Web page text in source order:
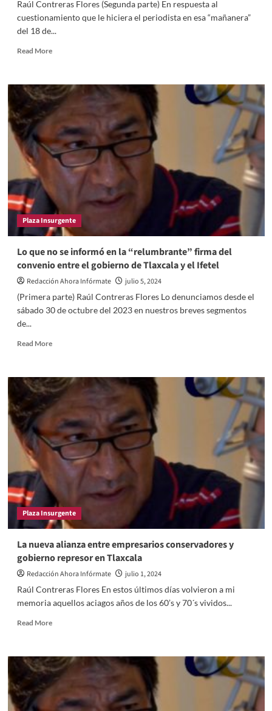
(Tercera
y
última
Raúl Contreras Flores (Segunda parte) En respuesta al
cuestionamiento que le hiciera el periodista en esa “mañanera”
del 18 de...
Read MoreRead
Lo
que
no
se
informó
en
la
“relumbrante”
firma
convenio
entre
el
gobierno
Tlaxcala
y
el
Plaza Insurgente
Lo que no se informó en la “relumbrante” firma del
convenio entre el gobierno de Tlaxcala y el Ifetel
Redacción Ahora Infórmate
julio 5, 2024
(Primera parte) Raúl Contreras Flores Lo denunciamos desde el
sábado 30 de octubre del 2023 en nuestros breves segmentos
de...
Read MoreRead
Lo
que
no
se
informó
en
la
“relumbrante”
firma
convenio
entre
el
gobierno
Tlaxcala
y
el
Plaza Insurgente
La nueva alianza entre empresarios conservadores y
gobierno represor en Tlaxcala
Redacción Ahora Infórmate
julio 1, 2024
Raúl Contreras Flores En estos últimos días volvieron a mi
memoria aquellos aciagos años de los 60’s y 70´s vividos...
Read MoreRead
La
nueva
alianza
entre
empresarios